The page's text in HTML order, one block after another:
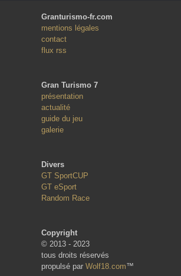
Granturismo-fr.com
mentions légales
contact
flux rss
Gran Turismo 7
présentation
actualité
guide du jeu
galerie
Divers
GT SportCUP
GT eSport
Random Race
Copyright
© 2013 - 2023
tous droits réservés
propulsé par Wolf18.com™